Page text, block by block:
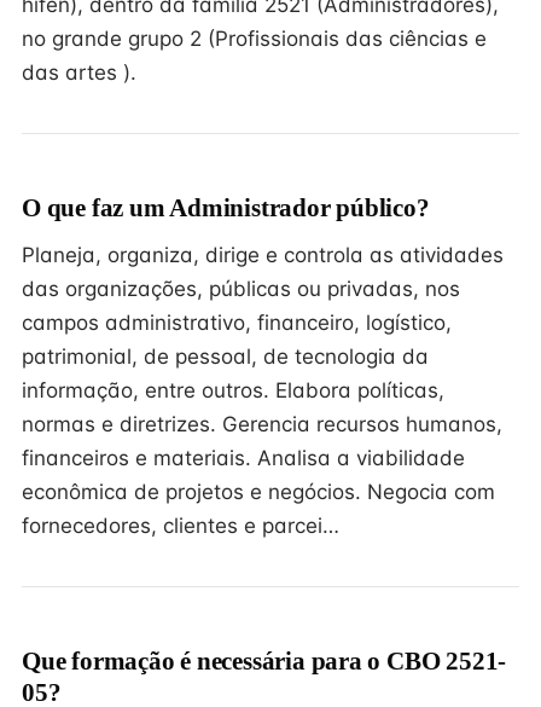
hífen), dentro da família 2521 (Administradores),
no grande grupo 2 (Profissionais das ciências e
das artes ).
O que faz um Administrador público?
Planeja, organiza, dirige e controla as atividades
das organizações, públicas ou privadas, nos
campos administrativo, financeiro, logístico,
patrimonial, de pessoal, de tecnologia da
informação, entre outros. Elabora políticas,
normas e diretrizes. Gerencia recursos humanos,
financeiros e materiais. Analisa a viabilidade
econômica de projetos e negócios. Negocia com
fornecedores, clientes e parcei…
Que formação é necessária para o CBO 2521-
05?